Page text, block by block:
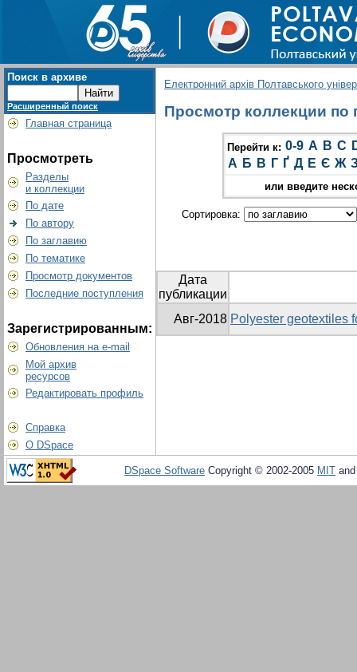
Поиск в архиве
Расширенный поиск
Главная страница
Просмотреть
Разделы
и коллекции
По дате
По автору
По заглавию
По тематике
Просмотр документов
Последние поступления
Зарегистрированным:
Обновления на e-mail
Мой архив
ресурсов
Редактировать профиль
Справка
О DSpace
Електронний архів Полтавського
Просмотр коллекции по
Перейти к: 0-9 A B C
А Б В Г Ґ Д Е Є Ж
или введите
Сортировка:
Дата
публикации
Авг-2018 Polyester geotextiles
DSpace Software Copyright © 2002-2005 MIT